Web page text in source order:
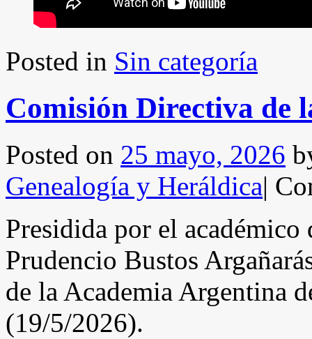
Posted in Sin categoría
Comisión Directiva de
Posted on 25 mayo, 2026
Genealogía y Heráldica|
Presidida por el
Prudencio Bustos
de la Academia Argentina
(19/5/2026).